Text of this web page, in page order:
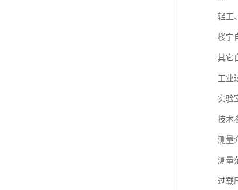
轻工
楼宇
其它
工业
实验
技术
测量
测量
过载